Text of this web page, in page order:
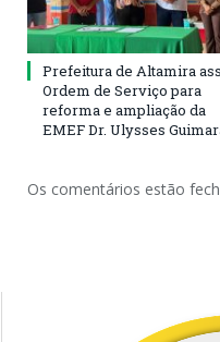
Prefeitura de Altamira
Ordem de Serviço para
reforma e ampliação da
EMEF Dr. Ulysses
Os comentários estão